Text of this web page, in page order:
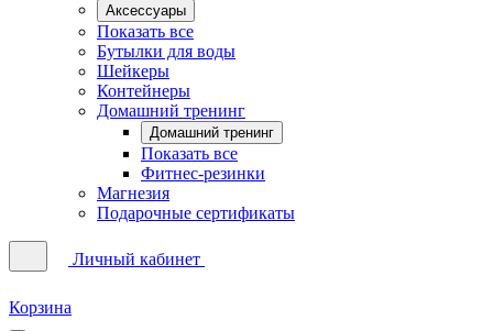
Аксессуары
Показать все
Бутылки для воды
Шейкеры
Контейнеры
Домашний тренинг
Домашний тренинг
Показать все
Фитнес-резинки
Магнезия
Подарочные сертификаты
Личный кабинет
Корзина